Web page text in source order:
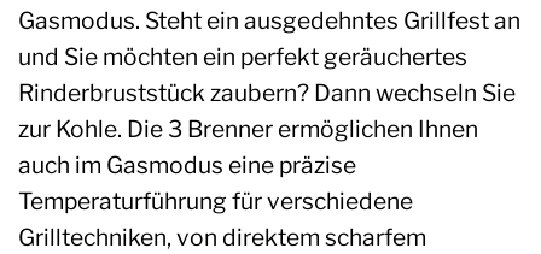
Gasmodus. Steht ein ausgedehntes Grillfest an
und Sie möchten ein perfekt geräuchertes
Rinderbruststück zaubern? Dann wechseln Sie
zur Kohle. Die 3 Brenner ermöglichen Ihnen
auch im Gasmodus eine präzise
Temperaturführung für verschiedene
Grilltechniken, von direktem scharfem